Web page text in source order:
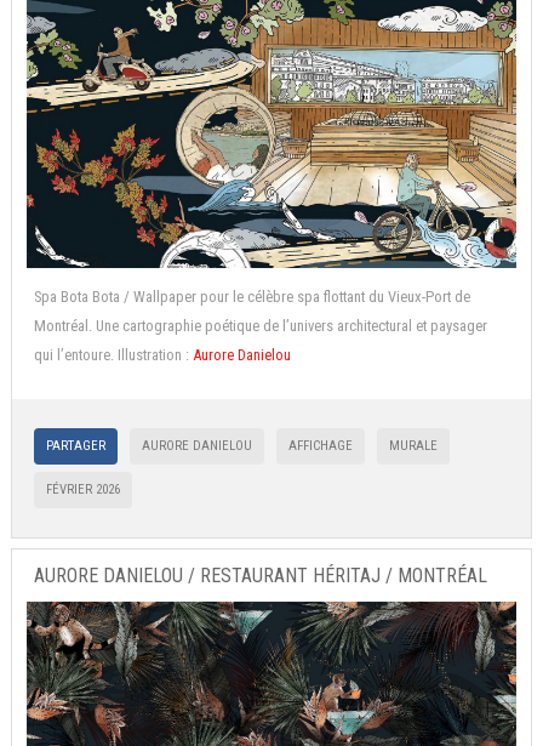
Spa Bota Bota / Wallpaper pour le célèbre spa flottant du Vieux-Port de
Montréal. Une cartographie poétique de l’univers architectural et paysager
qui l’entoure. Illustration : Aurore Danielou
PARTAGER AURORE DANIELOU AFFICHAGE MURALE
FÉVRIER 2026
AURORE DANIELOU / RESTAURANT HÉRITAJ / MONTRÉAL